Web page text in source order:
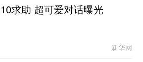
求助 超可爱对话曝光
新华网